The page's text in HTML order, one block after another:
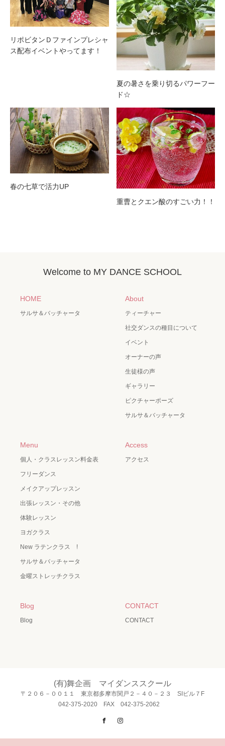
リポビタンＤファインプレシャ
ス配布イベントやってます！
夏の暑さを乗り切るパワーフー
ド☆
春の七草で活力UP
重曹とクエン酸のすごい力！！
Welcome to MY DANCE SCHOOL
HOME
サルサ＆バッチャータ
About
ティーチャー
社交ダンスの種目について
イベント
オーナーの声
生徒様の声
ギャラリー
ピクチャーポーズ
サルサ＆バッチャータ
Menu
個人・クラスレッスン料金表
フリーダンス
メイクアップレッスン
出張レッスン・その他
体験レッスン
ヨガクラス
New ラテンクラス !
サルサ＆バッチャータ
金曜ストレッチクラス
Access
アクセス
Blog
Blog
CONTACT
CONTACT
(有)舞企画 マイダンススクール
〒２０６－００１１ 東京都多摩市関戸２－４０－２３ SIビル７F
042-375-2020 FAX 042-375-2062
Facebook